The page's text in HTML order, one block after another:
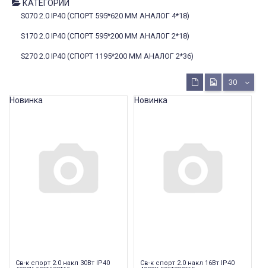
КАТЕГОРИИ
S070 2.0 IP40 (СПОРТ 595*620 ММ АНАЛОГ 4*18)
S170 2.0 IP40 (СПОРТ 595*200 ММ АНАЛОГ 2*18)
S270 2.0 IP40 (СПОРТ 1195*200 ММ АНАЛОГ 2*36)
30
Св-к спорт 2.0 накл 30Вт IP40
Новинка
Св-к спорт 2.0 накл 16Вт IP40
Новинка